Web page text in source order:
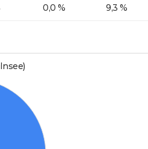
0,0 % 9,3 %